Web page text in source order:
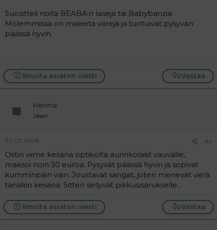
Suositteli noita BEABA:n laseja tai Babybanzia.
Molemmissa on makeita värejä ja tuntuivat pysyvän
päässä hyvin.
Vastaa
Ilmoita asiaton viesti
Henna
Jäsen
30.03.2006 #4
Ostin viime kesänä optikolta aurinkolasit vauvalle,
maksoi noin 30 euroa. Pysyvät päässä hyvin ja sopivat
kumminpäin vain. Joustavat sangat, joten menevät vielä
tänäkin kesänä. Sitten siirtyvät pikkusisarukselle...
Vastaa
Ilmoita asiaton viesti